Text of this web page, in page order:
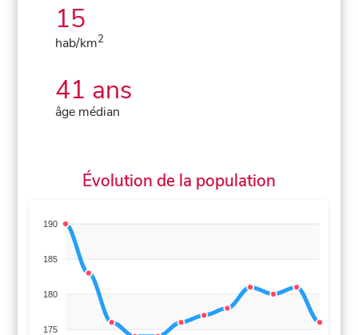
15
hab/km2
41 ans
âge médian
Évolution de la population
190
185
180
175